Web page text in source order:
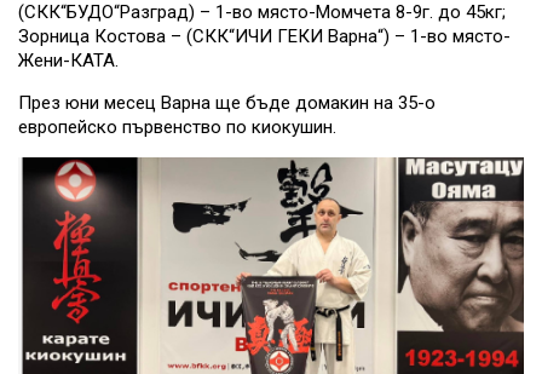
(СКК“БУДО“Разград) – 1-во място-Момчета 8-9г. до 45кг;
Зорница Костова – (СКК“ИЧИ ГЕКИ Варна“) – 1-во място-
Жени-КАТА.
През юни месец Варна ще бъде домакин на 35-о
европейско първенство по киокушин.